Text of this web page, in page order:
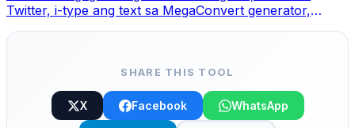
Twitter, i-type ang text sa MegaConvert generator,
SHARE THIS TOOL
X Facebook WhatsApp